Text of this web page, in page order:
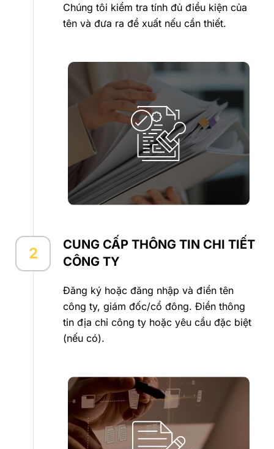
Chúng tôi kiểm tra tính đủ điều kiện của
tên và đưa ra đề xuất nếu cần thiết.
2
CUNG CẤP THÔNG TIN CHI TIẾT
CÔNG TY
Đăng ký hoặc đăng nhập và điền tên
công ty, giám đốc/cổ đông. Điền thông
tin địa chỉ công ty hoặc yêu cầu đặc biệt
(nếu có).